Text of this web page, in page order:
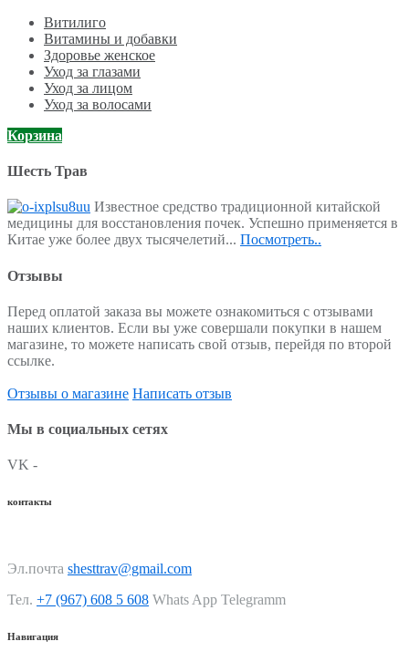
Витилиго
Витамины и добавки
Здоровье женское
Уход за глазами
Уход за лицом
Уход за волосами
Корзина
Шесть Трав
Известное средство традиционной китайской
медицины для восстановления почек. Успешно применяется в
Китае уже более двух тысячелетий... Посмотреть..
Отзывы
Перед оплатой заказа вы можете ознакомиться с отзывами
наших клиентов. Если вы уже совершали покупки в нашем
магазине, то можете написать свой отзыв, перейдя по второй
ссылке.
Отзывы о магазине Написать отзыв
Мы в социальных сетях
VK -
контакты
Эл.почта shesttrav@gmail.com
Тел. +7 (967) 608 5 608 Whats App Telegramm
Навигация